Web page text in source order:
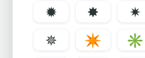
✹
✸ ✷
✵
✴ ✳